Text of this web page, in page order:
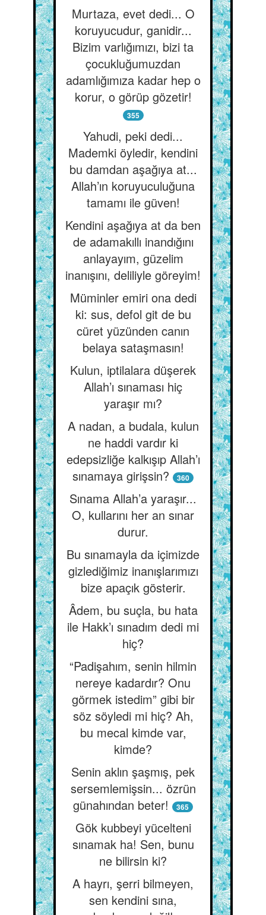
Murtaza, evet dedi... O
koruyucudur, ganidir...
Bizim varlığımızı, bizi ta
çocukluğumuzdan
adamlığımıza kadar hep o
korur, o görüp gözetir!
355
Yahudi, peki dedi...
Mademki öyledir, kendini
bu damdan aşağıya at...
Allah’ın koruyuculuğuna
tamamı ile güven!
Kendini aşağıya at da ben
de adamakıllı inandığını
anlayayım, güzelim
inanışını, deliliyle göreyim!
Müminler emiri ona dedi
ki: sus, defol git de bu
cüret yüzünden canın
belaya sataşmasın!
Kulun, iptilalara düşerek
Allah’ı sınaması hiç
yaraşır mı?
A nadan, a budala, kulun
ne haddi vardır ki
edepsizliğe kalkışıp Allah’ı
sınamaya girişsin?
360
Sınama Allah’a yaraşır...
O, kullarını her an sınar
durur.
Bu sınamayla da içimizde
gizlediğimiz inanışlarımızı
bize apaçık gösterir.
Âdem, bu suçla, bu hata
ile Hakk’ı sınadım dedi mi
hiç?
“Padişahım, senin hilmin
nereye kadardır? Onu
görmek istedim” gibi bir
söz söyledi mi hiç? Ah,
bu mecal kimde var,
kimde?
Senin aklın şaşmış, pek
sersemlemişsin... özrün
günahından beter!
365
Gök kubbeyi yücelteni
sınamak ha! Sen, bunu
ne bilirsin ki?
A hayrı, şerri bilmeyen,
sen kendini sına,